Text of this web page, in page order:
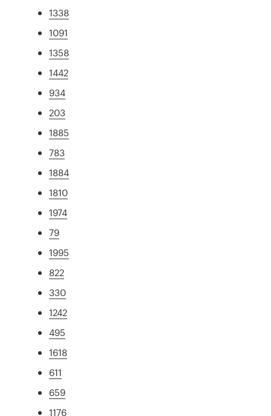
1338
1091
1358
1442
934
203
1885
783
1884
1810
1974
79
1995
822
330
1242
495
1618
611
659
1176